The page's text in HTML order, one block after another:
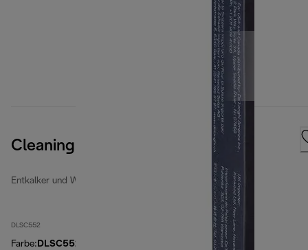
Cleaning Tabs
Entkalker und Wasserfilter
DLSC552
Farbe: DLSC552